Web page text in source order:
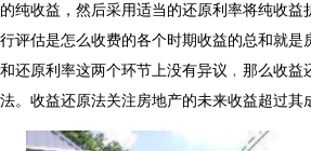
的纯收益，然后采用适当的还原利率将纯收益
行评估是怎么收费的各个时期收益的总和就是
和还原利率这两个环节上没有异议﹐那么收益
法。收益还原法关注房地产的未来收益超过其